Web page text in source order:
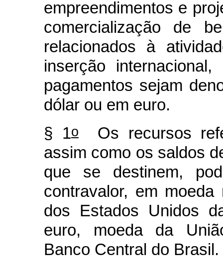
empreendimentos e
comercialização de
relacionados à
inserção
pagamentos sejam
dólar ou em euro.
§ 1oOs recursos
assim como os saldos
que se destinem,
contravalor, em
dos Estados Unidos
euro, moeda da
Banco Central do Brasil.